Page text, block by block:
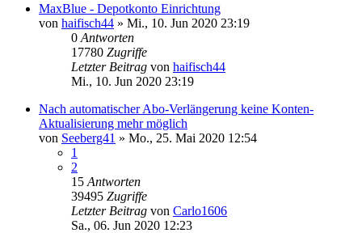
MaxBlue - Depotkonto Einrichtung
von haifisch44 » Mi., 10. Jun 2020 23:19
0 Antworten
17780 Zugriffe
Letzter Beitrag von haifisch44
Mi., 10. Jun 2020 23:19
Nach automatischer Abo-Verlängerung keine Konten-
Aktualisierung mehr möglich
von Seeberg41 » Mo., 25. Mai 2020 12:54
1
2
15 Antworten
39495 Zugriffe
Letzter Beitrag von Carlo1606
Sa., 06. Jun 2020 12:23